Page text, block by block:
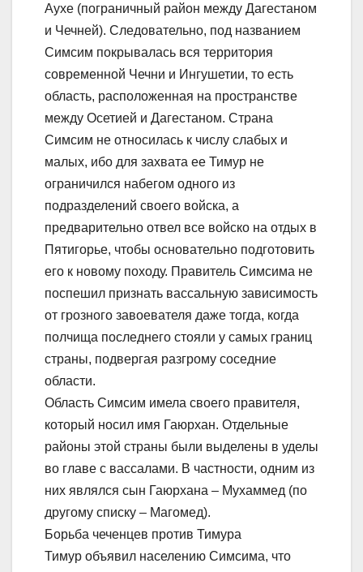
Аухе (пограничный район между Дагестаном
и Чечней). Следовательно, под названием
Симсим покрывалась вся территория
современной Чечни и Ингушетии, то есть
область, расположенная на пространстве
между Осетией и Дагестаном. Страна
Симсим не относилась к числу слабых и
малых, ибо для захвата ее Тимур не
ограничился набегом одного из
подразделений своего войска, а
предварительно отвел все войско на отдых в
Пятигорье, чтобы основательно подготовить
его к новому походу. Правитель Симсима не
поспешил признать вассальную зависимость
от грозного завоевателя даже тогда, когда
полчища последнего стояли у самых границ
страны, подвергая разгрому соседние
области.
Область Симсим имела своего правителя,
который носил имя Гаюрхан. Отдельные
районы этой страны были выделены в уделы
во главе с вассалами. В частности, одним из
них являлся сын Гаюрхана – Мухаммед (по
другому списку – Магомед).
Борьба чеченцев против Тимура
Тимур объявил населению Симсима, что